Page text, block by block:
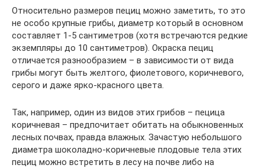
Относительно размеров пециц можно заметить, то это
не особо крупные грибы, диаметр который в основном
составляет 1-5 сантиметров (хотя встречаются редкие
экземпляры до 10 сантиметров). Окраска пециц
отличается разнообразием – в зависимости от вида
грибы могут быть желтого, фиолетового, коричневого,
серого и даже ярко-красного цвета.
Так, например, один из видов этих грибов – пецица
коричневая – предпочитает обитать на обыкновенных
лесных почвах, правда влажных. Зачастую небольшого
диаметра шоколадно-коричневые плодовые тела этих
пециц можно встретить в лесу на почве либо на